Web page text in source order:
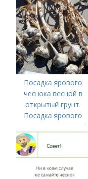
Посадка ярового
чеснока весной в
открытый грунт.
Посадка ярового
чеснока в открытый